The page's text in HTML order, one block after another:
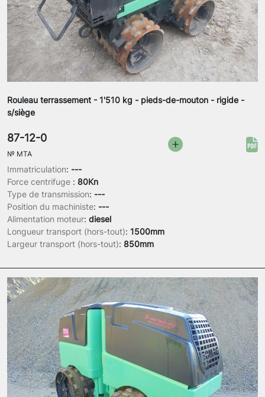
Rouleau terrassement - 1'510 kg - pieds-de-mouton - rigide -
s/siège
Immatriculation: ---
Force centrifuge : 80Kn
Type de transmission: ---
Position du machiniste: ---
Alimentation moteur: diesel
Longueur transport (hors-tout): 1500mm
Largeur transport (hors-tout): 850mm
87-12-0
№ MTA